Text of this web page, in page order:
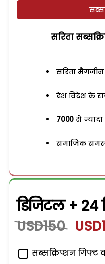
सरिता
सरिता
देश विदेश के
7000 से
समाजिक
डिजिटल + 24
USD150
सब्सक्रिप्शन गिफ्ट